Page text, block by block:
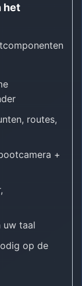
het
routes,
+
uw taal
op de